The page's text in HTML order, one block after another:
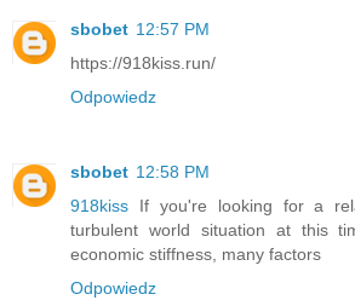
sbobet 12:57 PM
https://918kiss.run/
Odpowiedz
sbobet 12:58 PM
918kiss If you're looking for a
turbulent world situation at this
economic stiffness, many factors
Odpowiedz